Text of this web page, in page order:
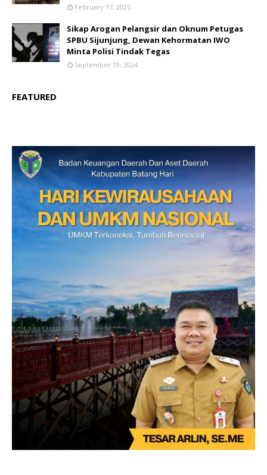
February 17, 2025
Sikap Arogan Pelangsir dan Oknum Petugas
SPBU Sijunjung, Dewan Kehormatan IWO
Minta Polisi Tindak Tegas
September 19, 2024
FEATURED